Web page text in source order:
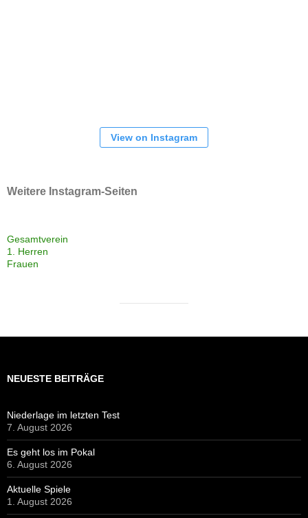
View on Instagram
Weitere Instagram-Seiten
Gesamtverein
1. Herren
Frauen
NEUESTE BEITRÄGE
Niederlage im letzten Test
7. August 2026
Es geht los im Pokal
6. August 2026
Aktuelle Spiele
1. August 2026